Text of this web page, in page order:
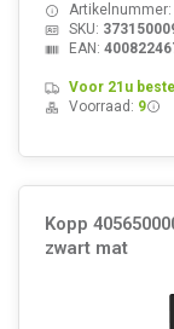
Artikelnummer:
SKU:
EAN:
Voor 21u
Voorraad: 9
Kopp
zwart mat